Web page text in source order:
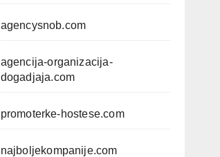
agencysnob.com
agencija-organizacija-
dogadjaja.com
promoterke-hostese.com
najboljekompanije.com